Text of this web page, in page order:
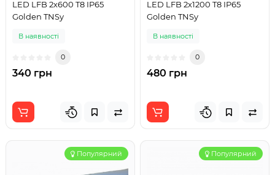
LED LFB 2х600 T8 IP65
Golden TNSy
В наявності
0
340 грн
LED LFB 2х1200 T8 IP65
Golden TNSy
В наявності
0
480 грн
Популярний Популярний